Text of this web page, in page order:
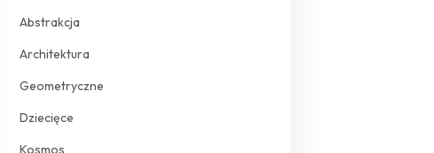
Abstrakcja
Architektura
Geometryczne
Dziecięce
Kosmos